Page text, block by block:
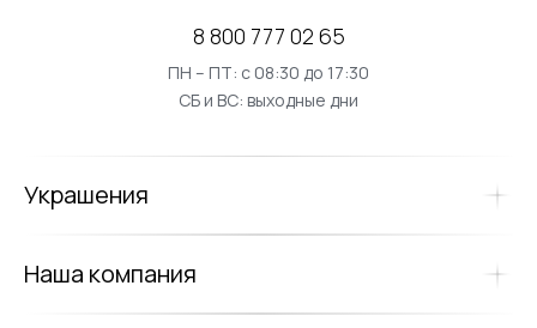
8 800 777 02 65
ПН – ПТ: с 08:30 до 17:30
СБ и ВС: выходные дни
Украшения
Наша компания